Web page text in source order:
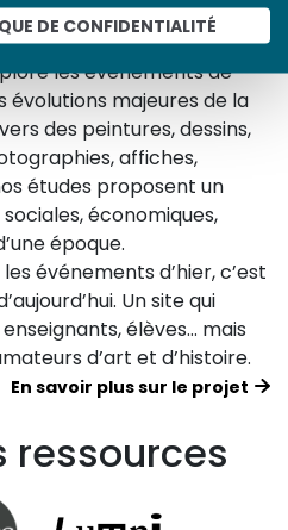
DE CONFIDENTIALITÉ
3153œuvres,1748études
les événements de
évolutions majeures de la
des peintures, dessins,
affiches,
études proposent un
économiques,
époque.
événements d’hier, c’est
Un site qui
élèves… mais
d’art et d’histoire.
En savoir plus sur le projet
ressources